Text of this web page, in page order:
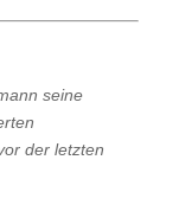
seine
der letzten